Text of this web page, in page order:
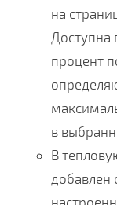
на
Доступна
процент
в
В
добавлен